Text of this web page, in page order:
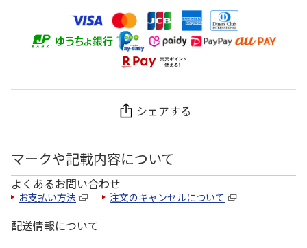
シェアする
マークや記載内容について
よくあるお問い合わせ
お支払い方法 注文のキャンセルについて
配送情報について